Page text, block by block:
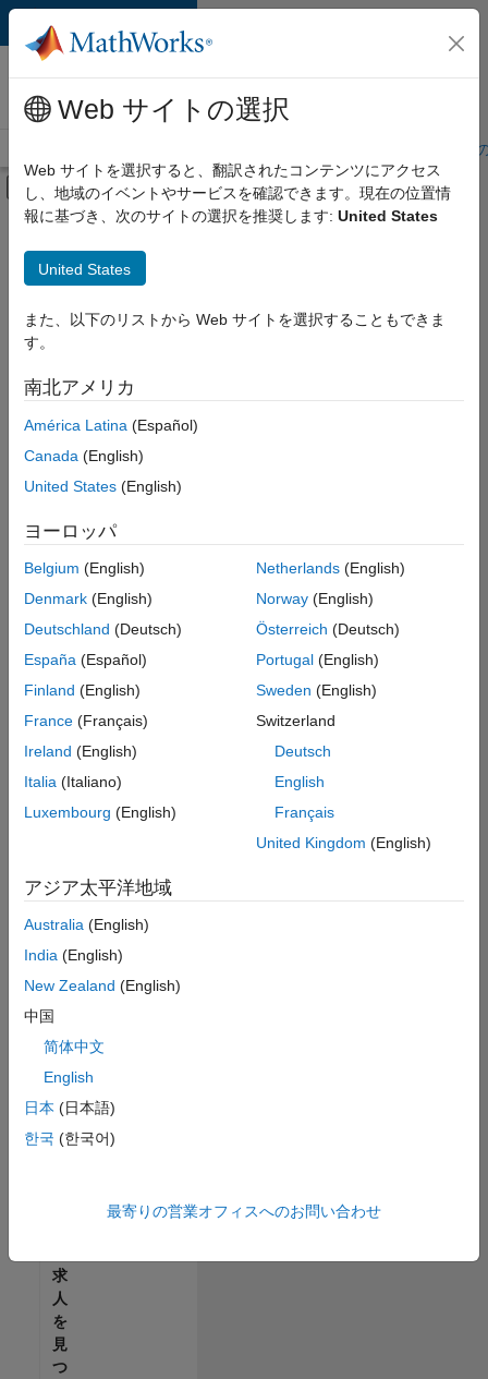
コンテンツへスキップ
MathWorks 採用
情報
学生・キャリア初期
オフキャンバス ナビゲーション メ
メインコンテンツ
絞り込み条件
企業向けセールス
教育機関向けセールス
インサイド セールス
経理および財務
選
し
人
の
保
存
一
部
人
情
は
翻
れ
い
ま
せ
ご
希
望
地
域
求
人
を
見
つ
Web サイトの選択
Web サイトを選択すると、翻訳されたコンテンツにアクセス
し、地域のイベントやサービスを確認できます。現在の位置情
報に基づき、次のサイトの選択を推奨します: United States
United States
また、以下のリストから Web サイトを選択することもできま
す。
南北アメリカ
América Latina (Español)
Canada (English)
United States (English)
ヨーロッパ
Belgium (English)
Denmark (English)
Deutschland (Deutsch)
España (Español)
Finland (English)
France (Français)
Ireland (English)
Italia (Italiano)
Luxembourg (English)
Netherlands(English)
Norway(English)
Österreich (Deutsch)
Portugal(English)
Sweden (English)
Switzerland
Deutsch
English
Français
United Kingdom (English)
アジア太平洋地域
Australia (English)
India (English)
New Zealand (English)
中国
简体中文
English
日本 (日本語)
한국 (한국어)
最寄りの営業オフィスへのお問い合わせ